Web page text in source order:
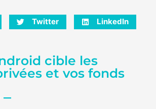
Twitter LinkedIn
cible les
et vos fonds